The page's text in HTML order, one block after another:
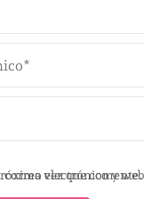
en este navegador para la próxima vez que comente.